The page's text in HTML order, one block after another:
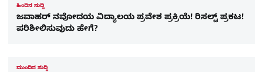
ಹಿಂದಿನ ಸುದ್ದಿ
ಜವಾಹರ್ ನವೋದಯ ವಿದ್ಯಾಲಯ ಪ್ರವೇಶ ಪ್ರಕ್ರಿಯೆ! ರಿಸಲ್ಟ್ ಪ್ರಕಟ!
ಪರಿಶೀಲಿಸುವುದು ಹೇಗೆ?
ಮುಂದಿನ ಸುದ್ದಿ